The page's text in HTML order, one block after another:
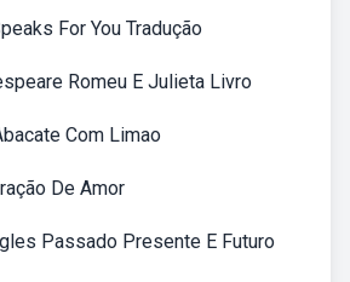
For You Tradução
Romeu E Julieta Livro
Com Limao
De Amor
Passado Presente E Futuro